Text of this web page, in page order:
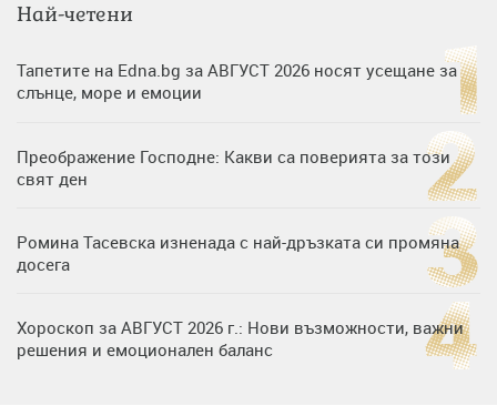
Най-четени
Тапетите на Edna.bg за АВГУСТ 2026 носят усещане за
слънце, море и емоции
Преображение Господне: Какви са поверията за този
свят ден
Ромина Тасевска изненада с най-дръзката си промяна
досега
Хороскоп за АВГУСТ 2026 г.: Нови възможности, важни
решения и емоционален баланс